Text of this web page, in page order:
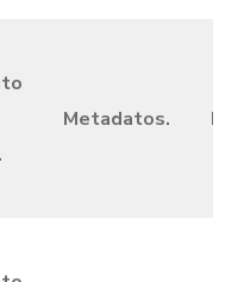
Metadatos.